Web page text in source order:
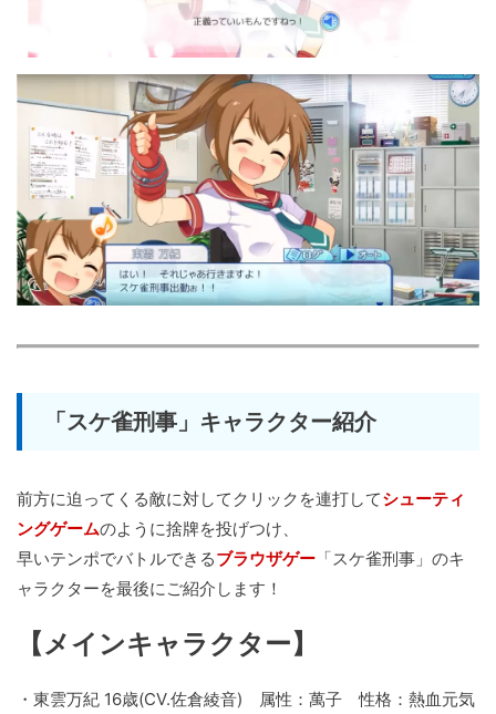
「スケ雀刑事」キャラクター紹介
前方に迫ってくる敵に対してクリックを連打してシューティ
ングゲームのように捨牌を投げつけ、
早いテンポでバトルできるブラウザゲー 「スケ雀刑事」のキ
ャラクターを最後にご紹介します！
【メインキャラクター】
・東雲万紀 16歳(CV.佐倉綾音) 属性：萬子 性格：熱血元気